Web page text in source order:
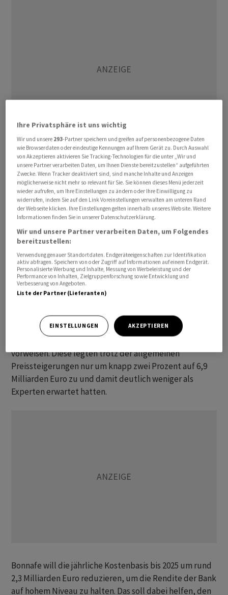
An der Börse kamen die Neuigkeiten gut an. Experten
lobten die Kostenkontrolle. Die im Eurozonen-Leitindex
EuroStoxx 50 notierte Aktie legte in der Spitze bis mehr
als vier Prozent zu. Zuletzt zog der Kurs noch um
zweieinhalb Prozent auf 59,50 Euro an. Damit setzen die
Papiere ihre jüngste Erholung fort. Seit dem Jahrestief
Mitte März stieg der Kurs um 27 Prozent an. Mit einem
Börsenwert von knapp 74 Milliarden Euro ist BNP
Paribas die wertvollste Bank der Eurozone.
Probleme bereitete das Segment mit dem
ein Fünftel auf 1,13 Milliarden Euro ein. Im Aktienbereich
gingen die Erträge um drei Prozent auf 787 Millionen
vorweisen. Diese legten trotz der allgemeinen
Preissteigerungen nur um knapp zwei Prozent auf 6,9
Milliarden Euro zu und damit deutlich weniger als
Experten erwartet hatten.
Bonnafe will die jährliche Kostenbasis bis 2025 um rund
2,3 Milliarden Euro reduzieren, um die Rendite der Bank
auf hohem Niveau zu halten. Das soll dabei helfen, den
Ihre Privatsphäre ist uns wichtig
Wir und unsere 293-Partner speichern und greifen auf personenbezogene Daten
wie Browserdaten oder eindeutige Kennungen auf Ihrem Gerät zu. Durch Auswahl
von Akzeptieren aktivieren Sie Tracking-Technologien für die unter „Wir und
unsere Partner verarbeiten Daten, um Ihnen Dienste bereitzustellen“ aufgeführten
Zwecke. Wenn Tracker deaktiviert sind, sind manche Inhalte und Anzeigen
möglicherweise nicht mehr so relevant für Sie. Sie können dieses Menü jederzeit
wieder aufrufen, um Ihre Einstellungen zu ändern oder Ihre Einwilligung zu
widerrufen, indem Sie auf den Link Voreinstellungen verwalten am unteren Rand
der Webseite klicken. Ihre Einstellungen gelten innerhalb unseres Website. Weitere
Informationen finden Sie in unserer Datenschutzerklärung.
Wir und unsere Partner verarbeiten Daten, um Folgendes
bereitzustellen:
Verwendung genauer Standortdaten. Endgeräteeigenschaften zur Identifikation
aktiv abfragen. Speichern von oder Zugriff auf Informationen auf einem Endgerät.
Personalisierte Werbung und Inhalte, Messung von Werbeleistung und der
Performance von Inhalten, Zielgruppenforschung sowie Entwicklung und
Verbesserung von Angeboten.
Liste der Partner (Lieferanten)
EINSTELLUNGEN AKZEPTIEREN